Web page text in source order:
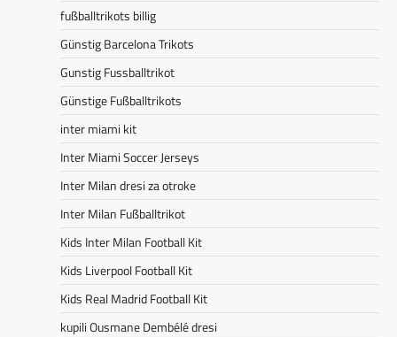
fußballtrikots billig
Günstig Barcelona Trikots
Gunstig Fussballtrikot
Günstige Fußballtrikots
inter miami kit
Inter Miami Soccer Jerseys
Inter Milan dresi za otroke
Inter Milan Fußballtrikot
Kids Inter Milan Football Kit
Kids Liverpool Football Kit
Kids Real Madrid Football Kit
kupili Ousmane Dembélé dresi